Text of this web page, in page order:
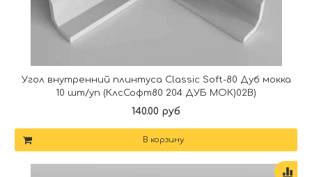
Угол внутренний плинтуса Classic Soft-80 Дуб мокка
10 шт/уп (КлсСофт80 204 ДУБ МОК)02В)
140.00 руб
В корзину